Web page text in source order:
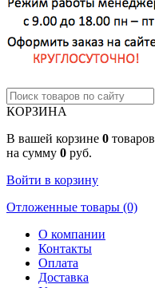
КОРЗИНА
В вашей корзине 0 товаров
на сумму 0 руб.
Войти в корзину
Отложенные товары (0)
О компании
Контакты
Оплата
Доставка